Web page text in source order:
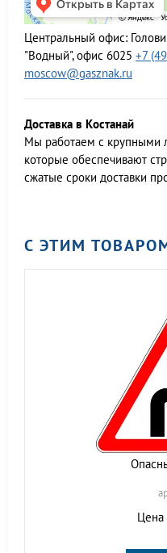
Центральный офис:
"Водный", офис 6025 +7
moscow@gasznak.ru
Доставка в Костанай
Мы работаем c крупными
которые обеспечивают
сжатые сроки доставки
С ЭТИМ
Цена